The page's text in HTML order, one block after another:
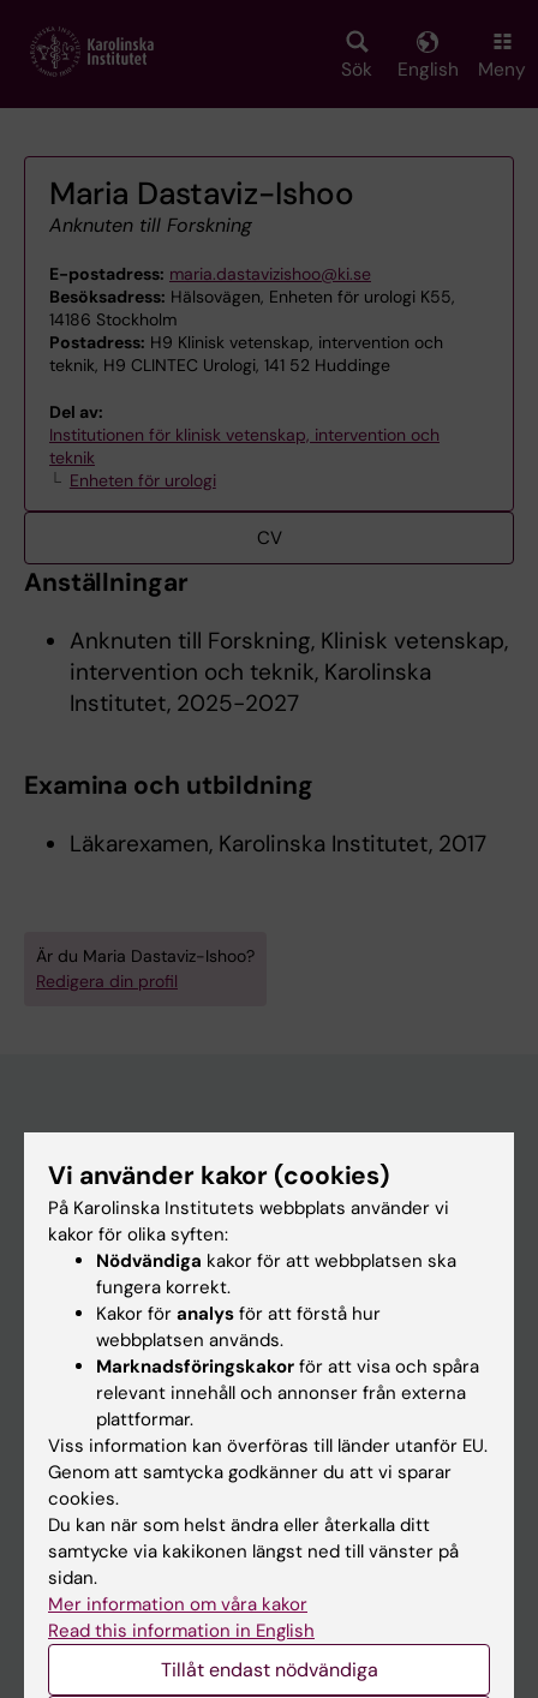
main
Sök English Meny
Maria Dastaviz-Ishoo
Anknuten till Forskning
E-postadress: maria.dastavizishoo@ki.se
Besöksadress: Hälsovägen, Enheten för urologi K55,
14186 Stockholm
Postadress: H9 Klinisk vetenskap, intervention och
teknik, H9 CLINTEC Urologi, 141 52 Huddinge
Del av:
Institutionen för klinisk vetenskap, intervention och
teknik
Enheten för urologi
CV
Anställningar
Anknuten till Forskning, Klinisk vetenskap,
intervention och teknik, Karolinska
Institutet, 2025-2027
Examina och utbildning
Läkarexamen, Karolinska Institutet, 2017
Är du Maria Dastaviz-Ishoo?
Redigera din profil
Utbildning
Forskarutbildning
Forskning
Kalender
Student
Ladok
Canvas
Schema
Studentmejlen
Vi använder kakor (cookies)
På Karolinska Institutets webbplats använder vi
kakor för olika syften:
Nödvändiga kakor för att webbplatsen ska
fungera korrekt.
Kakor för analys för att förstå hur
webbplatsen används.
Marknadsföringskakor för att visa och spåra
relevant innehåll och annonser från externa
plattformar.
Viss information kan överföras till länder utanför EU.
Genom att samtycka godkänner du att vi sparar
cookies.
Du kan när som helst ändra eller återkalla ditt
samtycke via kakikonen längst ned till vänster på
sidan.
Mer information om våra kakor
Read this information in English
Tillåt endast nödvändiga